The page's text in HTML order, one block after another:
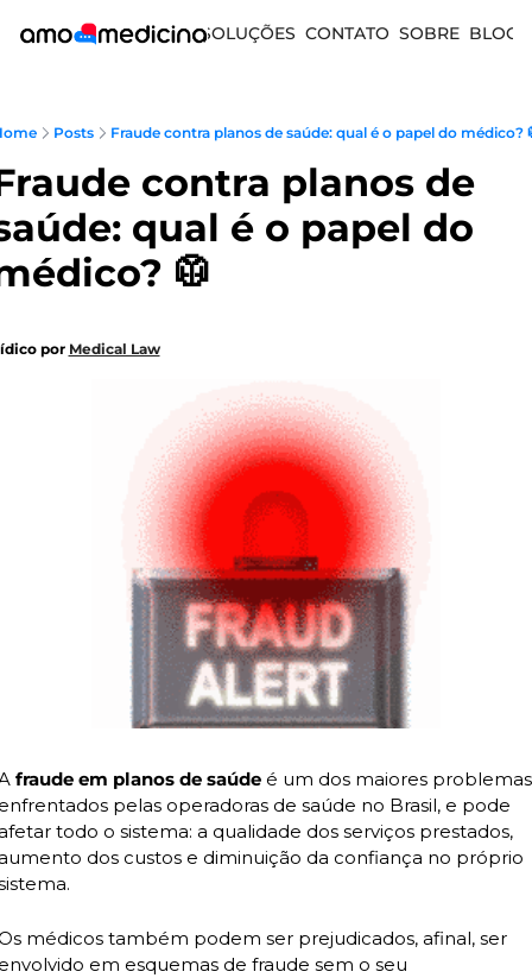
SOLUÇÕES CONTATO SOBRE BLOG
Posts Fraude contra planos de saúde: qual é o papel do médico?
contra planos de
qual é o papel do
🥼
por Medical Law
fraude em planos de saúde é um dos maiores problemas
pelas operadoras de saúde no Brasil, e pode
todo o sistema: a qualidade dos serviços prestados,
dos custos e diminuição da confiança no próprio
médicos também podem ser prejudicados, afinal, ser
em esquemas de fraude sem o seu